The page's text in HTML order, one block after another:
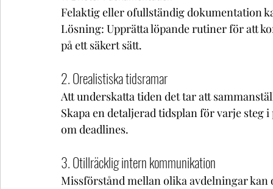
Felaktig eller ofullständig dokumentation
Lösning: Upprätta löpande rutiner för att
på ett säkert sätt.
2. Orealistiska tidsramar
Att underskatta tiden det tar att
Skapa en detaljerad tidsplan för varje steg
om deadlines.
3. Otillräcklig intern kommunikation
Missförstånd mellan olika avdelningar